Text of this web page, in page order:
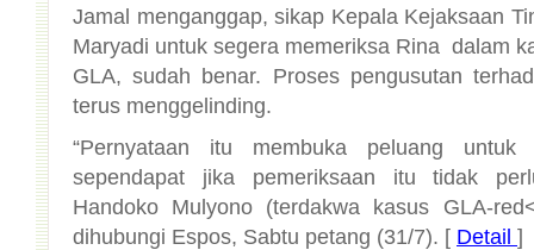
Jamal menganggap, sikap Kepala Kejaksaan
Maryadi untuk segera memeriksa Rina dalam
GLA, sudah benar. Proses pengusutan
terus menggelinding.
“Pernyataan itu membuka peluang untuk
sependapat jika pemeriksaan itu tidak
Handoko Mulyono (terdakwa kasus GLA-
dihubungi Espos, Sabtu petang (31/7). [ Detail ]